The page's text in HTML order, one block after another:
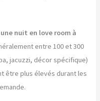
nuit en love room à
entre 100 et 300
jacuzzi, décor spécifique)
être plus élevés durant les